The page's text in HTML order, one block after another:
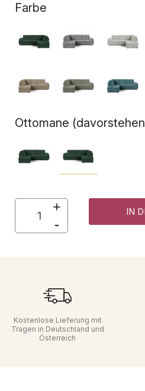
Farbe
Ottomane
IN
Kostenlose Lieferung mit
Tragen in Deutschland und
Österreich